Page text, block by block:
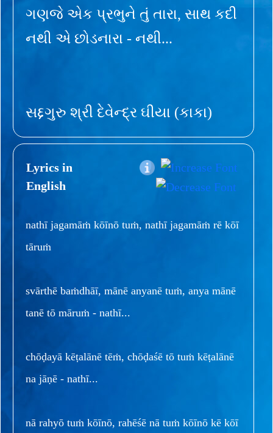
ગણજે એક પ્રભુને તું તારા, સાથ કદી
નથી એ છોડનારા - નથી...
સદ્દગુરુ શ્રી દેવેન્દ્ર ઘીયા (કાકા)
Lyrics in
English
nathī jagamāṁ kōīnō tuṁ, nathī jagamāṁ rē kōī
tāruṁ
svārthē baṁdhāī, mānē anyanē tuṁ, anya mānē
tanē tō māruṁ - nathī...
chōḍayā kēṭalānē tēṁ, chōḍaśē tō tuṁ kēṭalānē
na jāṇē - nathī...
nā rahyō tuṁ kōīnō, rahēśē nā tuṁ kōīnō kē kōī